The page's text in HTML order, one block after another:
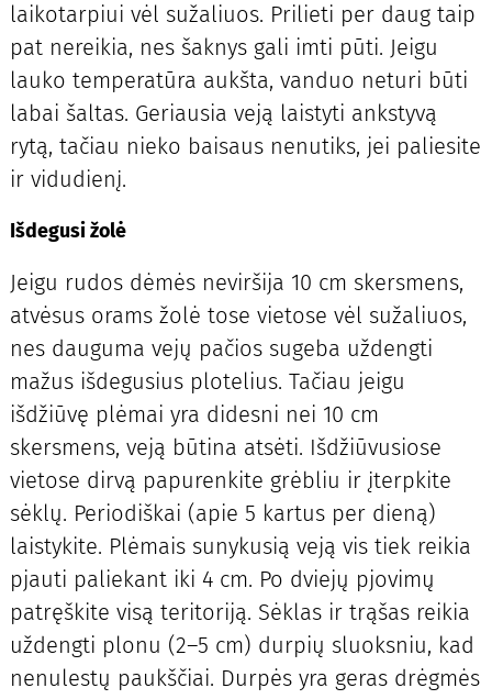
laikotarpiui vėl sužaliuos. Prilieti per daug taip
pat nereikia, nes šaknys gali imti pūti. Jeigu
lauko temperatūra aukšta, vanduo neturi būti
labai šaltas. Geriausia veją laistyti ankstyvą
rytą, tačiau nieko baisaus nenutiks, jei paliesite
ir vidudienį.
Išdegusi žolė
Jeigu rudos dėmės neviršija 10 cm skersmens,
atvėsus orams žolė tose vietose vėl sužaliuos,
nes dauguma vejų pačios sugeba uždengti
mažus išdegusius plotelius. Tačiau jeigu
išdžiūvę plėmai yra didesni nei 10 cm
skersmens, veją būtina atsėti. Išdžiūvusiose
vietose dirvą papurenkite grėbliu ir įterpkite
sėklų. Periodiškai (apie 5 kartus per dieną)
laistykite. Plėmais sunykusią veją vis tiek reikia
pjauti paliekant iki 4 cm. Po dviejų pjovimų
patręškite visą teritoriją. Sėklas ir trąšas reikia
uždengti plonu (2–5 cm) durpių sluoksniu, kad
nenulestų paukščiai. Durpės yra geras drėgmės